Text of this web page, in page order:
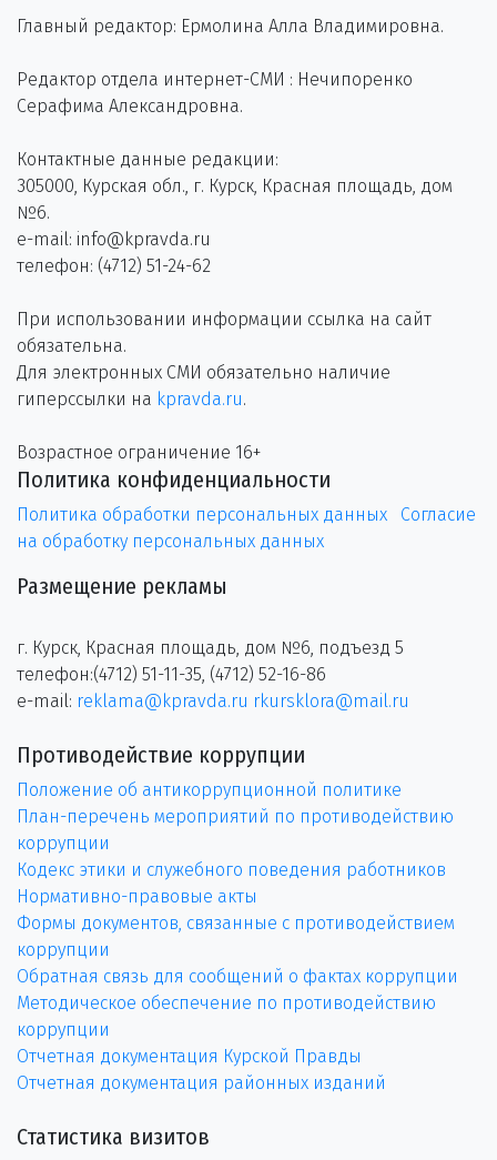
Главный редактор: Ермолина Алла Владимировна.
Редактор отдела интернет-СМИ : Нечипоренко
Серафима Александровна.
Контактные данные редакции:
305000, Курская обл., г. Курск, Красная площадь, дом
№6.
e-mail: info@kpravda.ru
телефон: (4712) 51-24-62
При использовании информации ссылка на сайт
обязательна.
Для электронных СМИ обязательно наличие
гиперссылки на kpravda.ru.
Возрастное ограничение 16+
Политика конфиденциальности
Политика обработки персональных данных
Согласие
на обработку персональных данных
Размещение рекламы
г. Курск, Красная площадь, дом №6, подъезд 5
телефон:(4712) 51-11-35, (4712) 52-16-86
e-mail: reklama@kpravda.ru rkursklora@mail.ru
Противодействие коррупции
Положение об антикоррупционной политике
План-перечень мероприятий по противодействию
коррупции
Кодекс этики и служебного поведения работников
Нормативно-правовые акты
Формы документов, связанные с противодействием
коррупции
Обратная связь для сообщений о фактах коррупции
Методическое обеспечение по противодействию
коррупции
Отчетная документация Курской Правды
Отчетная документация районных изданий
Статистика визитов